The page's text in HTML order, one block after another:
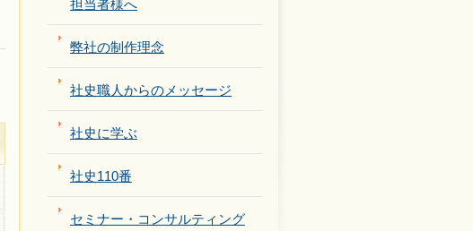
担当者様へ
弊社の制作理念
社史職人からのメッセージ
社史に学ぶ
社史110番
セミナー・コンサルティング